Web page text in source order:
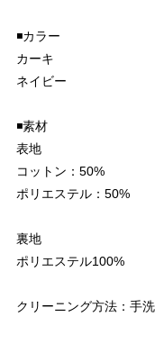
◾️カラー
カーキ
ネイビー
◾️素材
表地
コットン：50%
ポリエステル：50%
裏地
ポリエステル100%
クリーニング方法：手